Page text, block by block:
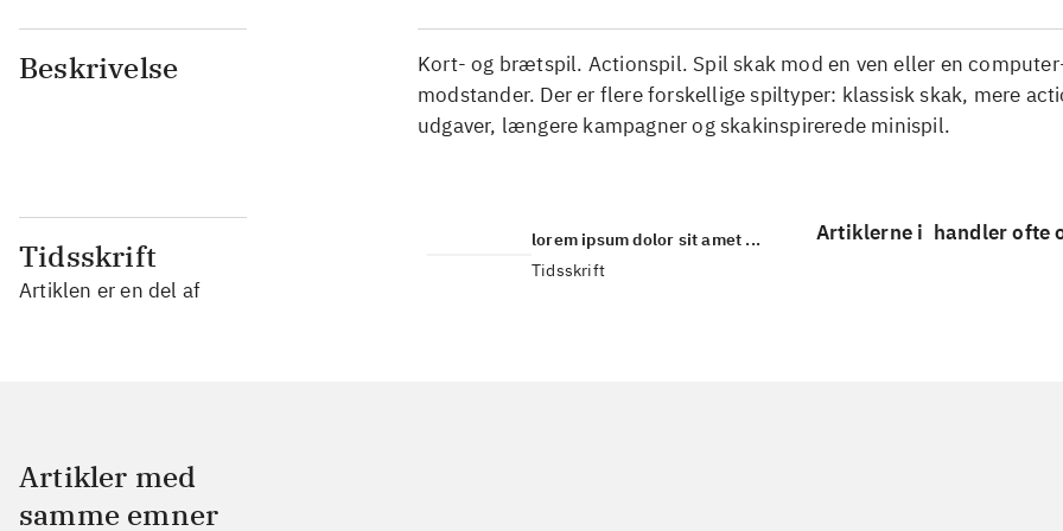
Beskrivelse
Kort- og brætspil. Actionspil. Spil skak mod en ven eller en
modstander. Der er flere forskellige spiltyper: klassisk skak, mere
udgaver, længere kampagner og skakinspirerede minispil.
Tidsskrift
Artiklen er en del af
lorem ipsum dolor sit amet ...
Tidsskrift
Artiklerne i handler ofte
Artikler med
samme emner